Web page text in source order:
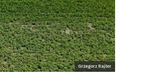
Grzegorz Rajter